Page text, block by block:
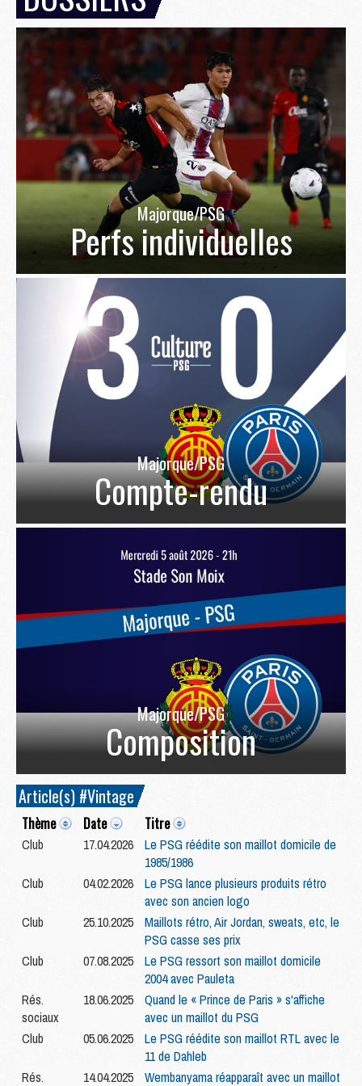
Majorque/PSG
Perfs individuelles
Majorque/PSG
Compte-rendu
Majorque/PSG
Composition
Article(s) #Vintage
Thème Date Titre
Club 17.04.2026
Le PSG réédite son maillot domicile de
1985/1986
Club
04.02.2026
Le PSG lance plusieurs produits rétro
avec son ancien logo
Club
25.10.2025
Maillots rétro, Air Jordan, sweats, etc, le
PSG casse ses prix
Club
07.08.2025
Le PSG ressort son maillot domicile
2004 avec Pauleta
Rés.
sociaux
18.06.2025
Quand le « Prince de Paris » s'affiche
avec un maillot du PSG
Club
05.06.2025
Le PSG réédite son maillot RTL avec le
11 de Dahleb
Rés.
14.04.2025 Wembanyama réapparaît avec un maillot